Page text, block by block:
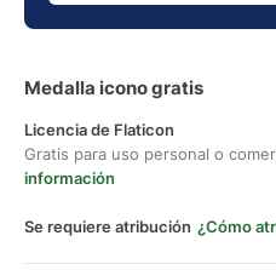
Medalla icono gratis
Licencia de Flaticon
Gratis para uso personal o
información
Se requiere atribución ¿Cómo